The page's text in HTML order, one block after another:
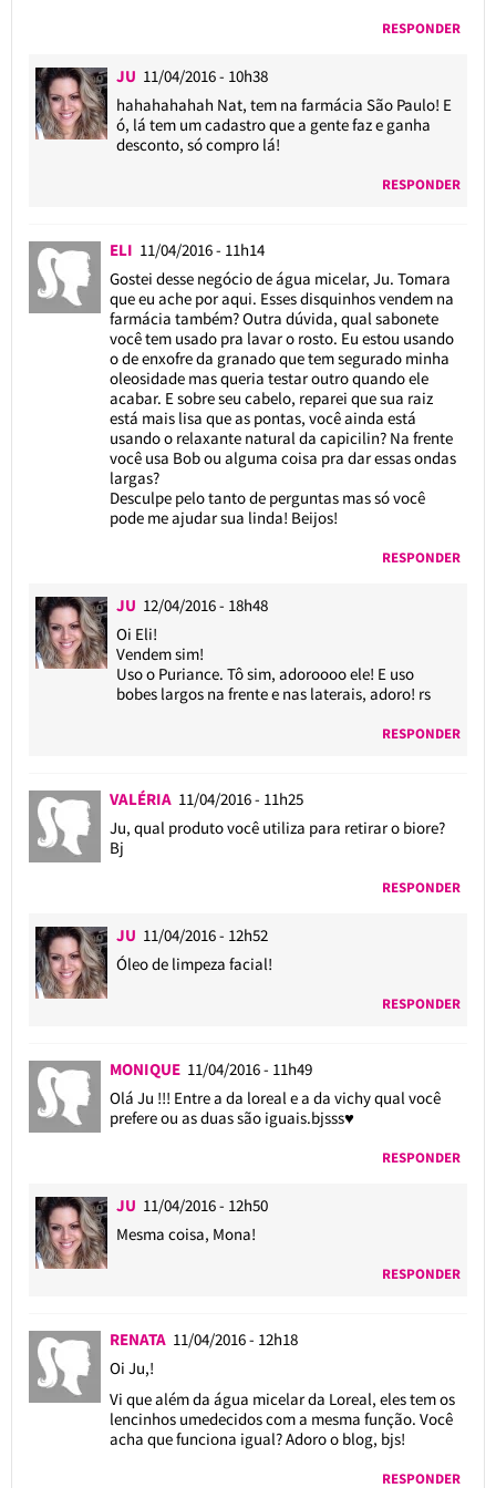
RESPONDER
JU 11/04/2016 - 10h38
hahahahahah Nat, tem na farmácia São Paulo! E
ó, lá tem um cadastro que a gente faz e ganha
desconto, só compro lá!
RESPONDER
ELI 11/04/2016 - 11h14
Gostei desse negócio de água micelar, Ju. Tomara
que eu ache por aqui. Esses disquinhos vendem na
farmácia também? Outra dúvida, qual sabonete
você tem usado pra lavar o rosto. Eu estou usando
o de enxofre da granado que tem segurado minha
oleosidade mas queria testar outro quando ele
acabar. E sobre seu cabelo, reparei que sua raiz
está mais lisa que as pontas, você ainda está
usando o relaxante natural da capicilin? Na frente
você usa Bob ou alguma coisa pra dar essas ondas
largas?
Desculpe pelo tanto de perguntas mas só você
pode me ajudar sua linda! Beijos!
RESPONDER
JU 12/04/2016 - 18h48
Oi Eli!
Vendem sim!
Uso o Puriance. Tô sim, adoroooo ele! E uso
bobes largos na frente e nas laterais, adoro! rs
RESPONDER
VALÉRIA 11/04/2016 - 11h25
Ju, qual produto você utiliza para retirar o biore?
Bj
RESPONDER
JU 11/04/2016 - 12h52
Óleo de limpeza facial!
RESPONDER
MONIQUE 11/04/2016 - 11h49
Olá Ju !!! Entre a da loreal e a da vichy qual você
prefere ou as duas são iguais.bjsss♥
RESPONDER
JU 11/04/2016 - 12h50
Mesma coisa, Mona!
RESPONDER
RENATA 11/04/2016 - 12h18
Oi Ju,!
Vi que além da água micelar da Loreal, eles tem os
lencinhos umedecidos com a mesma função. Você
acha que funciona igual? Adoro o blog, bjs!
RESPONDER